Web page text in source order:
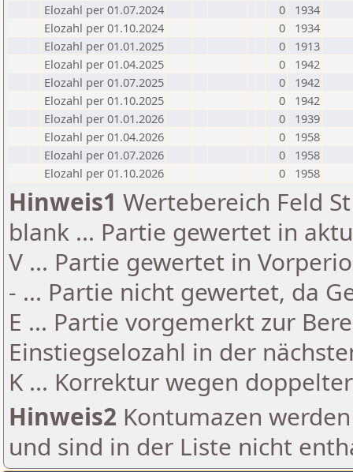
Elozahl per 01.07.2024
0
1934
Elozahl per 01.10.2024
0
1934
Elozahl per 01.01.2025
0
1913
Elozahl per 01.04.2025
0
1942
Elozahl per 01.07.2025
0
1942
Elozahl per 01.10.2025
0
1942
Elozahl per 01.01.2026
0
1939
Elozahl per 01.04.2026
0
1958
Elozahl per 01.07.2026
0
1958
Elozahl per 01.10.2026
0 1958
Hinweis1 Wertebereich Feld
blank ... Partie gewertet in
V ... Partie gewertet in
- ... Partie nicht gewertet, da
E ... Partie vorgemerkt zur
Einstiegselozahl in der
K ... Korrektur wegen
Hinweis2 Kontumazen
und sind in der Liste nicht